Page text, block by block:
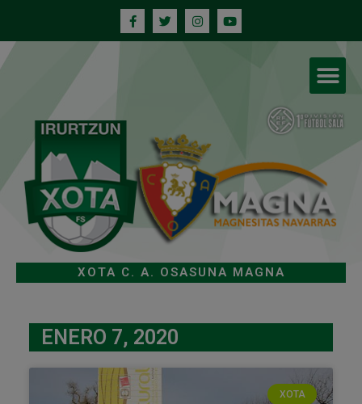
XOTA C. A. OSASUNA MAGNA
ENERO 7, 2020
XOTA